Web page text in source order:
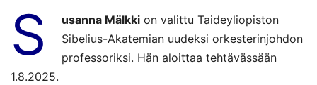
S usanna Mälkki on valittu Taideyliopiston
Sibelius-Akatemian uudeksi orkesterinjohdon
professoriksi. Hän aloittaa tehtävässään
1.8.2025.